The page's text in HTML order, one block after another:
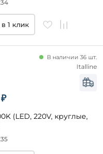
1 клик
(LED, 220V, круглые,
В наличии 36 шт.
Italline